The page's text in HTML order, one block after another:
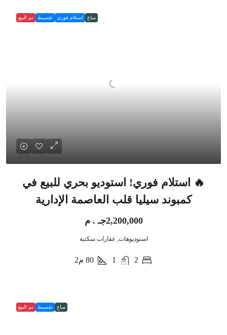
مباع استلام فوري تقسيط تم البيع
🔥 استلام فوري! استوديو بحري للبيع في
كمبوند سيليا قلب العاصمة الإدارية
2,200,000جـ . م
استوديوهات, عقارات سكنية
2
1
80 م2
مباع تقسيط تم البيع